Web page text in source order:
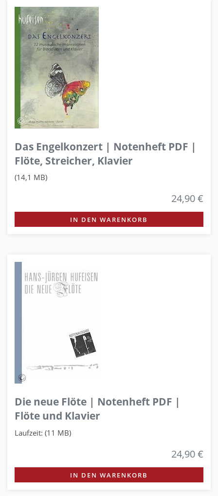
Das Engelkonzert | Notenheft PDF |
Flöte, Streicher, Klavier
(14,1 MB)
24,90 €
IN DEN WARENKORB
Die neue Flöte | Notenheft PDF |
Flöte und Klavier
Laufzeit: (11 MB)
24,90 €
IN DEN WARENKORB